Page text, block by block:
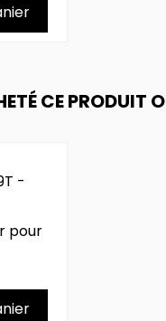
CE PRODUIT
pour